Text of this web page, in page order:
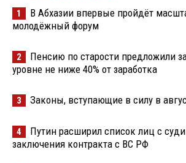
1
В Абхазии впервые пройдёт
молодёжный форум
2
Пенсию по старости предложили
уровне не ниже 40% от заработка
3 Законы, вступающие в силу в
4
Путин расширил список лиц с
заключения контракта с ВС РФ